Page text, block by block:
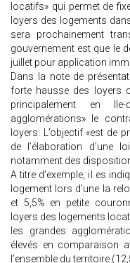
locatifs» qui permet de
loyers des logements
sera prochainement
gouvernement est que le
juillet pour application
Dans la note de
forte hausse des loyers
principalement en
agglomérations» le
loyers. L’objectif «est de
de l’élaboration d’une
notamment des
A titre d’exemple, il es
logement lors d’une la
et 5,5% en petite
loyers des logements
les grandes
élevés en comparaison
l’ensemble du territoire